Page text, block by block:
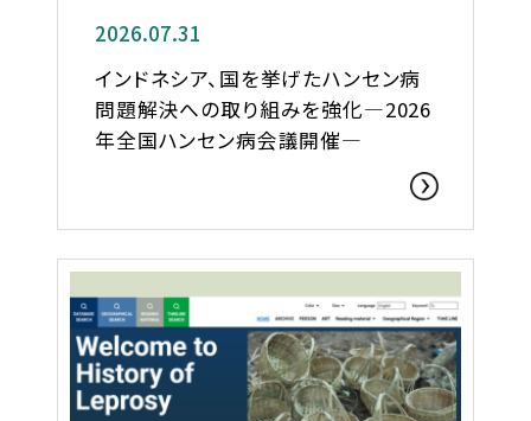
2026.07.31
インドネシア、国を挙げたハンセン病
問題解決への取り組みを強化―2026
年全国ハンセン病会議開催―